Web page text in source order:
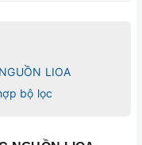
LIOA
bộ lọc